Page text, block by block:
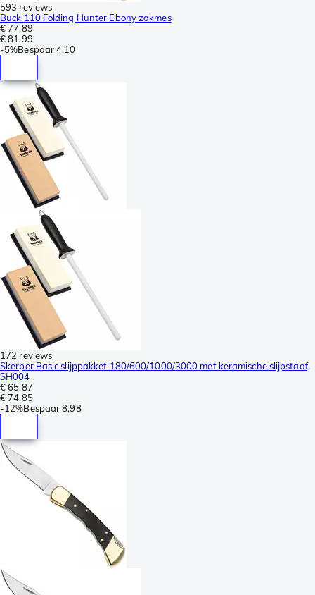
593 reviews
Buck 110 Folding Hunter Ebony zakmes
€ 77,89
€ 81,99
-5%Bespaar4,10
172 reviews
Skerper Basic slijppakket 180/600/1000/3000 met keramische slijpstaaf,
SH004
€ 65,87
€ 74,85
-12%Bespaar 8,98